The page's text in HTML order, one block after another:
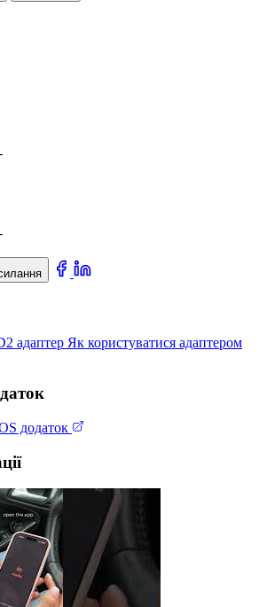
адаптер Як користуватися адаптером
додаток